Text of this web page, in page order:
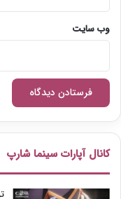
وب‌ سایت
کانال آپارات سینما شارپ